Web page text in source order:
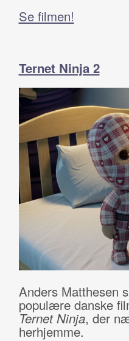
Se filmen!
Ternet Ninja 2
Anders Matthesen
populære danske
Ternet Ninja, der
herhjemme.